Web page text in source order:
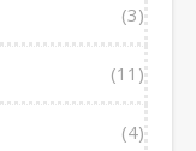
(3)
(11)
(4)